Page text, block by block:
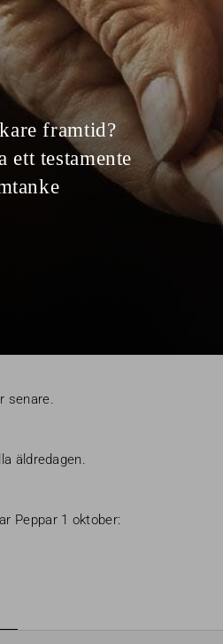
kampanj Peppar Peppar…
tillsammans med PRO 2
senare.
äldredagen.
Peppar 1 oktober: